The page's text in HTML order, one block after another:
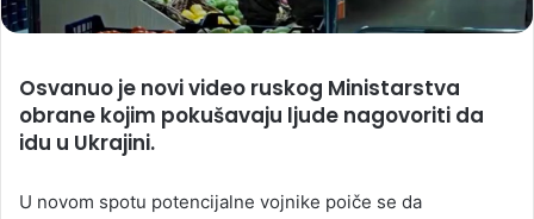
Osvanuo je novi video ruskog Ministarstva
obrane kojim pokušavaju ljude nagovoriti da
idu u Ukrajini.
U novom spotu potencijalne vojnike poiče se da